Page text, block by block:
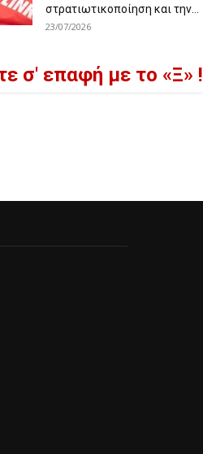
στρατιωτικοποίηση και την...
23/07/2026
σ' επαφή με το «Ξ» !